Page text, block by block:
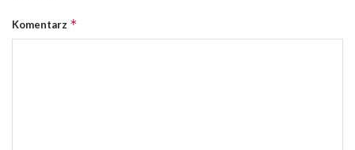
Komentarz *